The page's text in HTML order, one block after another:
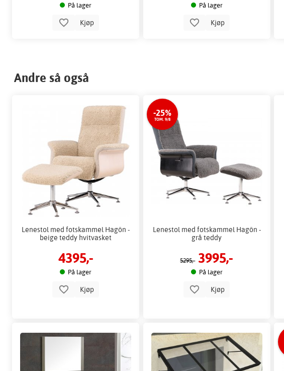
På lager
Kjøp
På lager
Kjøp
Andre så også
Lenestol med fotskammel Hagön -
beige teddy hvitvasket
4395,-
På lager
Kjøp
-25%
TOM. 9/8
Lenestol med fotskammel Hagön -
grå teddy
5295,- 3995,-
På lager
Kjøp